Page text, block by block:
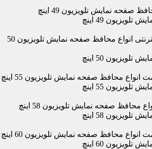
صفحه نمایش تلویزیون 49 اینچ
49 اینچ
قیمت و خرید اینترنتی انواع محافظ صفحه نمایش تلویزیون 50
50 اینچ
انواع محافظ صفحه نمایش تلویزیون 55 اینچ
55 اینچ
محافظ صفحه نمایش تلویزیون 58 اینچ
58 اینچ
انواع محافظ صفحه نمایش تلویزیون 60 اینچ
60 اینچ